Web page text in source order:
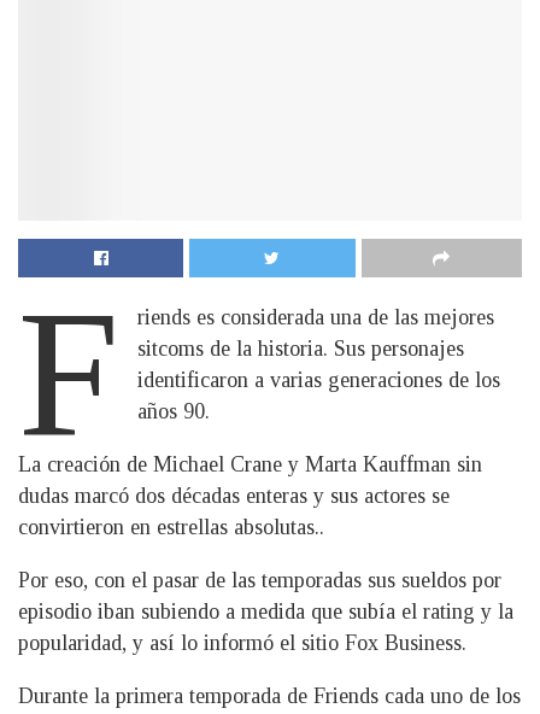
F
riends es considerada una de las mejores
sitcoms de la historia. Sus personajes
identificaron a varias generaciones de los
años 90.
La creación de Michael Crane y Marta Kauffman sin
dudas marcó dos décadas enteras y sus actores se
convirtieron en estrellas absolutas..
Por eso, con el pasar de las temporadas sus sueldos por
episodio iban subiendo a medida que subía el rating y la
popularidad, y así lo informó el sitio Fox Business.
Durante la primera temporada de Friends cada uno de los